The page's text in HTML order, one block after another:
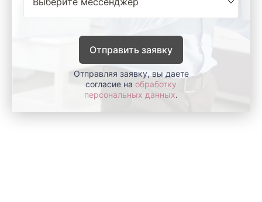
Отправить заявку
Отправляя заявку, вы даете
согласие на обработку
персональных данных.